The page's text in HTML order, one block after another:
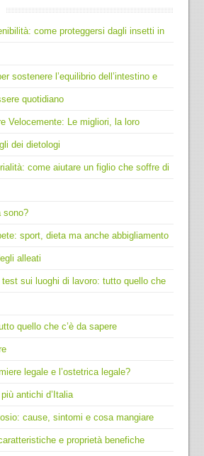
come proteggersi dagli insetti in
sostenere l’equilibrio dell’intestino e
quotidiano
Velocemente: Le migliori, la loro
dei dietologi
come aiutare un figlio che soffre di
sono?
sport, dieta ma anche abbigliamento
alleati
sui luoghi di lavoro: tutto quello che
quello che c’è da sapere
legale e l’ostetrica legale?
antichi d’Italia
cause, sintomi e cosa mangiare
e proprietà benefiche